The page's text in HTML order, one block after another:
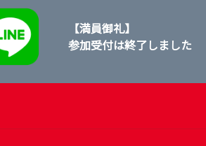
【満員御礼】
参加受付は終了しました